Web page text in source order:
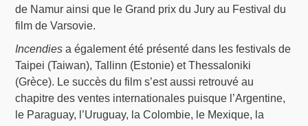
de Namur ainsi que le Grand prix du Jury au Festival du
film de Varsovie.
Incendies a également été présenté dans les festivals de
Taipei (Taiwan), Tallinn (Estonie) et Thessaloniki
(Grèce). Le succès du film s’est aussi retrouvé au
chapitre des ventes internationales puisque l’Argentine,
le Paraguay, l’Uruguay, la Colombie, le Mexique, la